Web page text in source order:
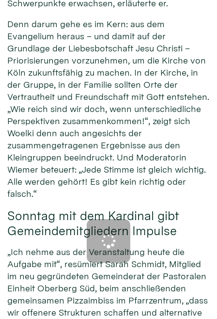
Schwerpunkte erwachsen, erläuterte er.
Denn darum gehe es im Kern: aus dem
Evangelium heraus – und damit auf der
Grundlage der Liebesbotschaft Jesu Christi –
Priorisierungen vorzunehmen, um die Kirche von
Köln zukunftsfähig zu machen. In der Kirche, in
der Gruppe, in der Familie sollten Orte der
Vertrautheit und Freundschaft mit Gott entstehen.
„Wie reich sind wir doch, wenn unterschiedliche
Perspektiven zusammenkommen!“, zeigt sich
Woelki denn auch angesichts der
zusammengetragenen Ergebnisse aus den
Kleingruppen beeindruckt. Und Moderatorin
Wiemer beteuert: „Jede Stimme ist gleich wichtig.
Alle werden gehört! Es gibt kein richtig oder
falsch.“
Sonntag mit dem Kardinal gibt
Gemeindemitgliedern Impulse
„Ich nehme aus der Veranstaltung heute die
Aufgabe mit“, resümiert Sarah Schmidt, Mitglied
im neu gegründeten Gemeinderat der Pastoralen
Einheit Oberberg Süd, beim anschließenden
gemeinsamen Pizzaimbiss im Pfarrzentrum, „dass
wir offenere Strukturen schaffen und alternative